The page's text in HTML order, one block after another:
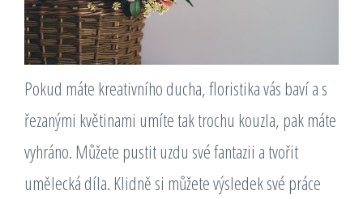
Pokud máte kreativního ducha, floristika vás baví a s
řezanými květinami umíte tak trochu kouzla, pak máte
vyhráno. Můžete pustit uzdu své fantazii a tvořit
umělecká díla. Klidně si můžete výsledek své práce